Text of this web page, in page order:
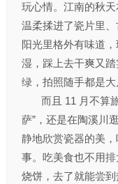
玩心情。江南的秋
温柔揉进了瓷片里
阳光里格外有味道
湿，踩上去干爽又
绿，拍照随手都是大
而且 11 月不算旅
萨”，还是在陶溪川
静地欣赏瓷器的美
事。吃美食也不用
烧饼，去了就能尝到